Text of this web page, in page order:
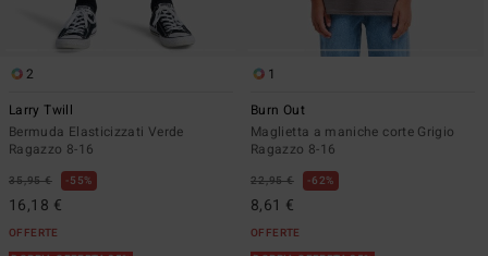
2
Larry Twill
Bermuda Elasticizzati Verde
Ragazzo 8-16
35,95 € 55%
16,18 €
OFFERTE
1
Burn Out
Maglietta a maniche corte Grigio
Ragazzo 8-16
22,95 € 62%
8,61 €
OFFERTE